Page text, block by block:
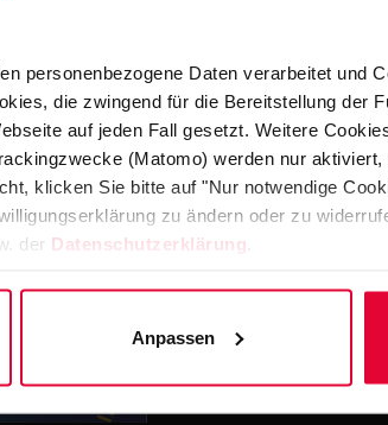
personenbezogene Daten verarbeitet und
die zwingend für die Bereitstellung der
auf jeden Fall gesetzt. Weitere
(Matomo) werden nur
klicken Sie bitte auf "Nur notwendige
zu ändern oder zu
der Datenschutzerklärung
Anpassen
Innovation Award